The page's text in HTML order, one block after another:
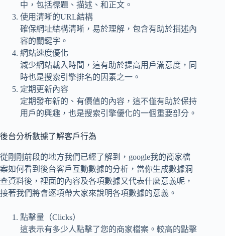
中，包括標題、描述、和正文。
使用清晰的URL結構
確保網址結構清晰，易於理解，包含有助於描述內
容的關鍵字。
網站速度優化
減少網站載入時間，這有助於提高用戶滿意度，同
時也是搜索引擎排名的因素之一。
定期更新內容
定期發布新的、有價值的內容，這不僅有助於保持
用戶的興趣，也是搜索引擎優化的一個重要部分。
後台分析數據了解客戶行為
從剛剛前段的地方我們已經了解到，google我的商家檔
案如何看到後台客戶互動數據的分析，當你生成數據洞
查資料後，裡面的內容及各項數據又代表什麼意義呢，
接著我們將會逐項帶大家來說明各項數據的意義。
點擊量（Clicks）
這表示有多少人點擊了您的商家檔案。較高的點擊